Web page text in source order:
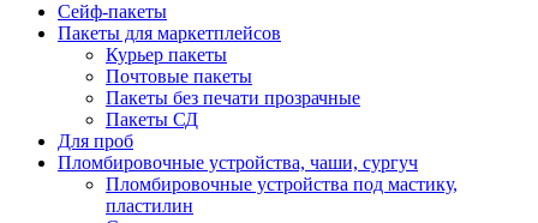
Сейф-пакеты
Пакеты для маркетплейсов
Курьер пакеты
Почтовые пакеты
Пакеты без печати прозрачные
Пакеты СД
Для проб
Пломбировочные устройства, чаши, сургуч
Пломбировочные устройства под мастику,
пластилин